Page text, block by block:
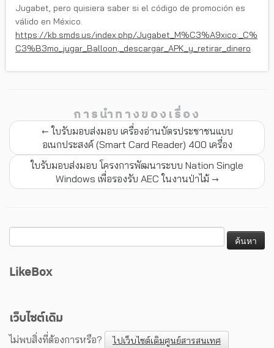
Jugabet, pero quisiera saber si el código de promoción es
válido en México.
https://kb.smds.us/index.php/Jugabet_M%C3%A9xico:_C%
C3%B3mo_jugar_Balloon,_descargar_APK_y_retirar_dinero
การนำทางของเรื่อง
← ใบรับมอบส่งมอบ เครื่องอ่านบัตรประชาชนแบบ
อเนกประสงค์ (Smart Card Reader) 400 เครื่อง
ใบรับมอบส่งมอบ โครงการพัฒนาระบบ Nation Single
Windows เพื่อรองรับ AEC ในงานป่าไม้ →
LikeBox
เว็บไซต์เดิม
ไม่พบสิ่งที่ต้องการหรือ? ไปเว็บไซต์เดิมศูนย์สารสนเทศ